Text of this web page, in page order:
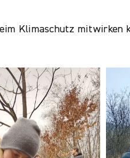
Klimaschutz mitwirken